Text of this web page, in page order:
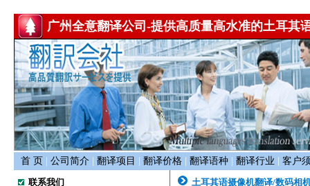
广州全意翻译公司-提供高质量高水准的土耳其
首 页 公司简介 翻译项目 翻译价格 翻译语种 翻译行业 客户
联系我们 土耳其语摄像机翻译/数码相